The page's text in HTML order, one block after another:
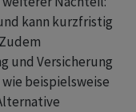
kann kurzfristig
und Versicherung
beispielsweise